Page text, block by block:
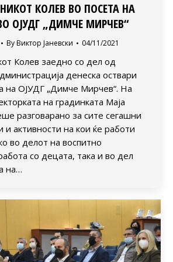
КОЛЕВ ВО ПОСЕТА НА
ОЈУДГ „ДИМЧЕ МИРЧЕВ“
By Виктор Јаневски 04/11/2021
Колев заедно со дел од
денеска оствари
на ОЈУДГ „Димче Мирчев“. На
на градинката Маја
разговарано за сите сегашни
и активности на кои ќе работи
во делот на воспитно
со децата, така и во дел
на…